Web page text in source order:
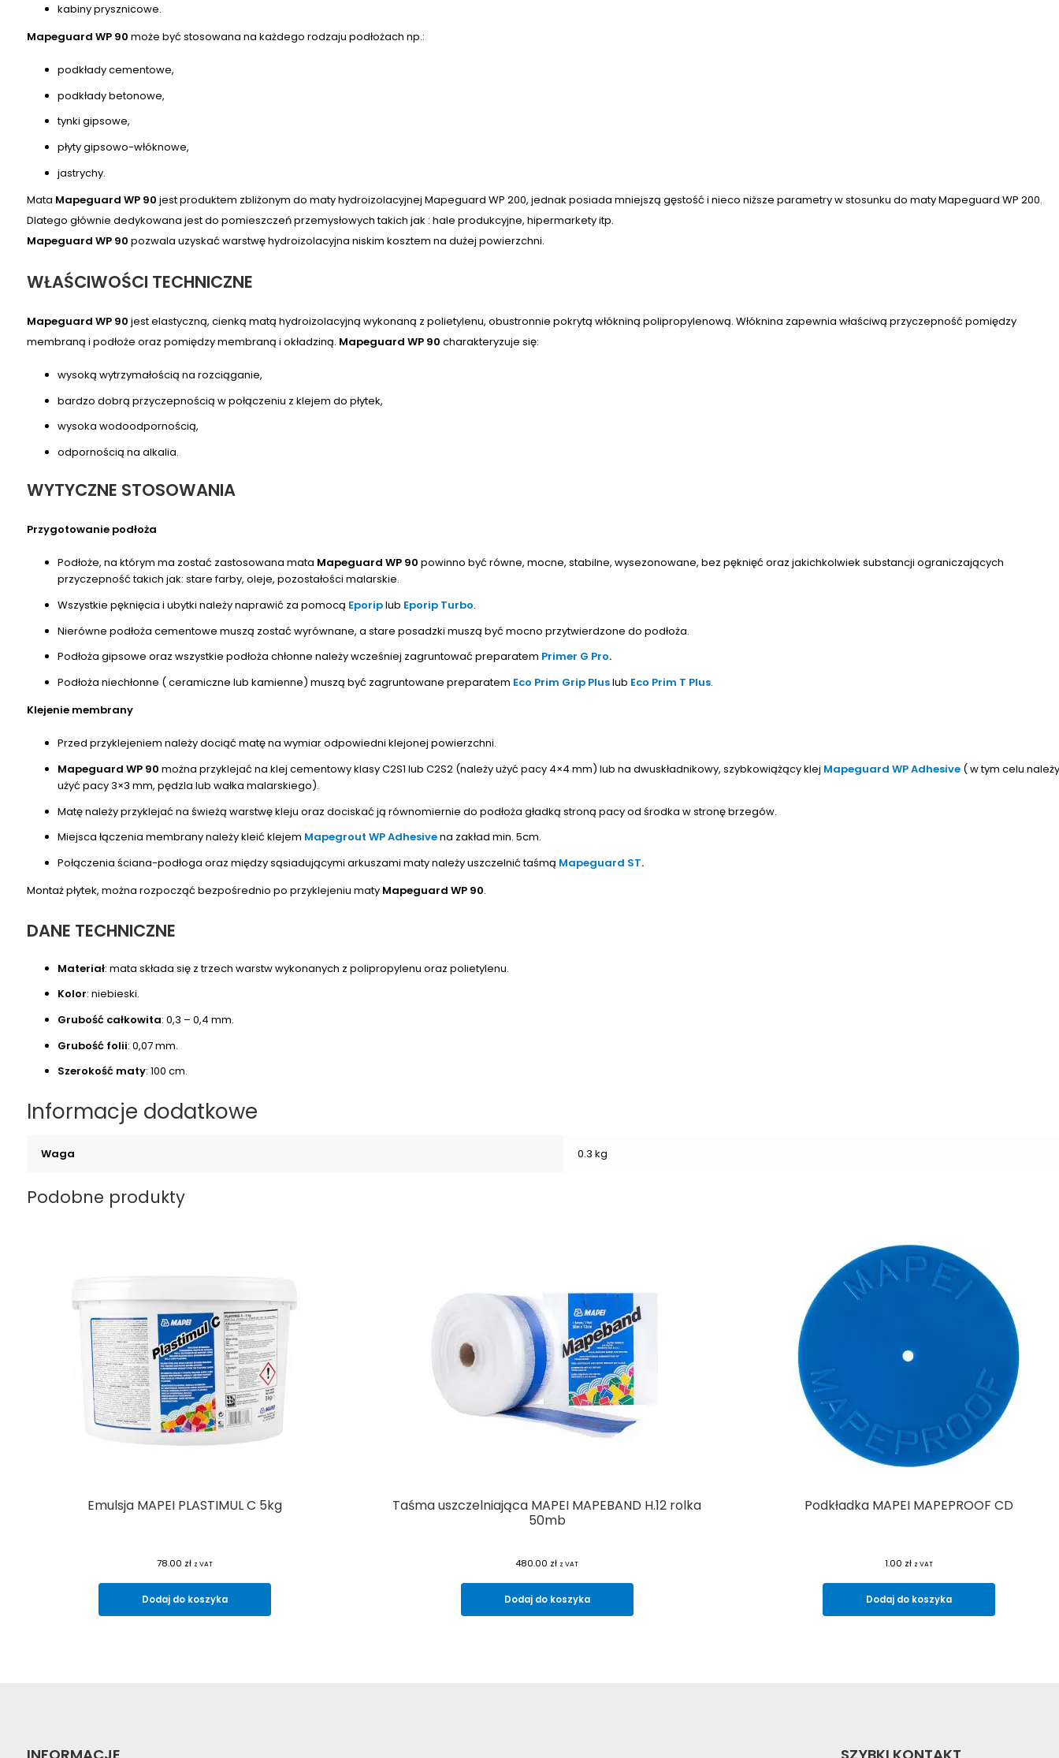
kabiny prysznicowe.
Mapeguard WP 90 może być stosowana na każdego rodzaju podłożach np.:
podkłady cementowe,
podkłady betonowe,
tynki gipsowe,
płyty gipsowo-włóknowe,
jastrychy.
Mata Mapeguard WP 90 jest produktem zbliżonym do maty hydroizolacyjnej Mapeguard WP 200, jednak posiada mniejszą gęstość i nieco niższe parametry w stosunku do maty Mapeguard WP 200.
Dlatego głównie dedykowana jest do pomieszczeń przemysłowych takich jak : hale produkcyjne, hipermarkety itp.
Mapeguard WP 90 pozwala uzyskać warstwę hydroizolacyjna niskim kosztem na dużej powierzchni.
WŁAŚCIWOŚCI TECHNICZNE
Mapeguard WP 90 jest elastyczną, cienką matą hydroizolacyjną wykonaną z polietylenu, obustronnie pokrytą włókniną polipropylenową. Włóknina zapewnia właściwą przyczepność pomiędzy
membraną i podłoże oraz pomiędzy membraną i okładziną. Mapeguard WP 90 charakteryzuje się:
wysoką wytrzymałością na rozciąganie,
bardzo dobrą przyczepnością w połączeniu z klejem do płytek,
wysoka wodoodpornością,
odpornością na alkalia.
WYTYCZNE STOSOWANIA
Przygotowanie podłoża
Podłoże, na którym ma zostać zastosowana mata Mapeguard WP 90powinno być równe, mocne, stabilne, wysezonowane, bez pęknięć oraz jakichkolwiek substancji ograniczających
przyczepność takich jak: stare farby, oleje, pozostałości malarskie.
Wszystkie pęknięcia i ubytki należy naprawić za pomocą Eporiplub Eporip Turbo.
Nierówne podłoża cementowe muszą zostać wyrównane, a stare posadzki muszą być mocno przytwierdzone do podłoża.
Podłoża gipsowe oraz wszystkie podłoża chłonne należy wcześniej zagruntować preparatem Primer G Pro.
Podłoża niechłonne ( ceramiczne lub kamienne) muszą być zagruntowane preparatem Eco Prim Grip Pluslub Eco Prim T Plus.
Klejenie membrany
Przed przyklejeniem należy dociąć matę na wymiar odpowiedni klejonej powierzchni.
Mapeguard WP 90 można przyklejać na klej cementowy klasy C2S1 lub C2S2 (należy użyć pacy 4×4 mm) lub na dwuskładnikowy, szybkowiążący klej Mapeguard WP Adhesive ( w tym celu
użyć pacy 3×3 mm, pędzla lub wałka malarskiego).
Matę należy przyklejać na świeżą warstwę kleju oraz dociskać ją równomiernie do podłoża gładką stroną pacy od środka w stronę brzegów.
Miejsca łączenia membrany należy kleić klejem Mapegrout WP Adhesivena zakład min. 5cm.
Połączenia ściana-podłoga oraz między sąsiadującymi arkuszami maty należy uszczelnić taśmą Mapeguard ST.
Montaż płytek, można rozpocząć bezpośrednio po przyklejeniu maty Mapeguard WP 90.
DANE TECHNICZNE
Materiał: mata składa się z trzech warstw wykonanych z polipropylenu oraz polietylenu.
Kolor: niebieski.
Grubość całkowita: 0,3 – 0,4 mm.
Grubość folii: 0,07 mm.
Szerokość maty: 100 cm.
Informacje dodatkowe
Waga 0.3 kg
Podobne produkty
Emulsja MAPEI PLASTIMUL C 5kg
78.00 zł z VAT
Dodaj do koszyka
Taśma uszczelniająca MAPEI MAPEBAND H.12 rolka
50mb
480.00 zł z VAT
Dodaj do koszyka
Podkładka MAPEI MAPEPROOF CD
1.00 zł z VAT
Dodaj do koszyka